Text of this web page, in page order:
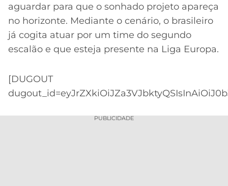
aguardar para que o sonhado projeto apareça
no horizonte. Mediante o cenário, o brasileiro
já cogita atuar por um time do segundo
escalão e que esteja presente na Liga Europa.
[DUGOUT
PUBLICIDADE